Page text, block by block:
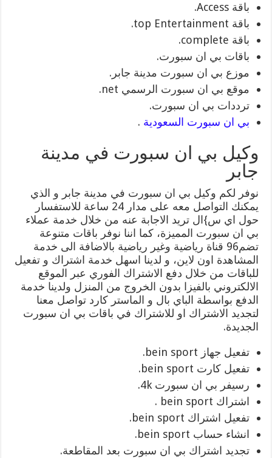
باقة Access.
باقة top Entertainment.
باقة complete.
باقات بي ان سبورت.
موزع بي ان سبورت مدينة جابر.
موقع بي ان سبورت الرسمي net.
ترددات بي ان سبورت.
بي ان سبورت السعودية .
وكيل بي ان سبورت في مدينة
جابر
نوفر لكم وكيل بي ان سبورت في مدينة جابر و الذي
يمكنك التواصل معه على مدار 24 ساعة للاستفسار
حول اي س}ال تريد الاجابة عنه من خلال خدمة عملاء
بي ان سبورت المميزة، كما اننا نوفر باقات متنوعة
تضم96 قناة رياضية وغير رياضية بالاضافة الى خدمة
المشاهدة اون لاين، و لدينا اسهل خدمة اشتراك و تفعيل
للباقات من خلال دفع الاشتراك الفوري عبر الموقع
الالكتروني بالفيزا بدون الخروج من المنزل ولدينا خدمة
الدفع بواسطة الباي بال و الماستر كارد تواصل معنا
لتجديد الاشتراك او للاشتراك في باقات بي ان سبورت
الجديدة.
تفعيل جهاز bein sport.
تفعيل كارت bein sport.
رسيفر بي ان سبورت 4k.
اشتراك bein sport .
تفعيل اشتراك bein sport.
انشاء حساب bein sport.
تجديد اشتراك بي ان سبورت بعد المقاطعة.